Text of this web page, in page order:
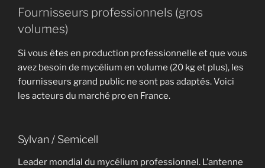
Fournisseurs professionnels (gros
volumes)
Si vous êtes en production professionnelle et que vous
avez besoin de mycélium en volume (20 kg et plus), les
fournisseurs grand public ne sont pas adaptés. Voici
les acteurs du marché pro en France.
Sylvan / Semicell
Leader mondial du mycélium professionnel. L’antenne
complètes en bas de page. Vous pouvez vous désabonner à tout instant.